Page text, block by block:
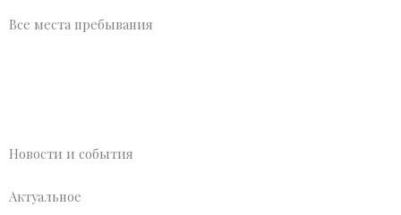
Все места пребывания
Новости и события
Актуальное